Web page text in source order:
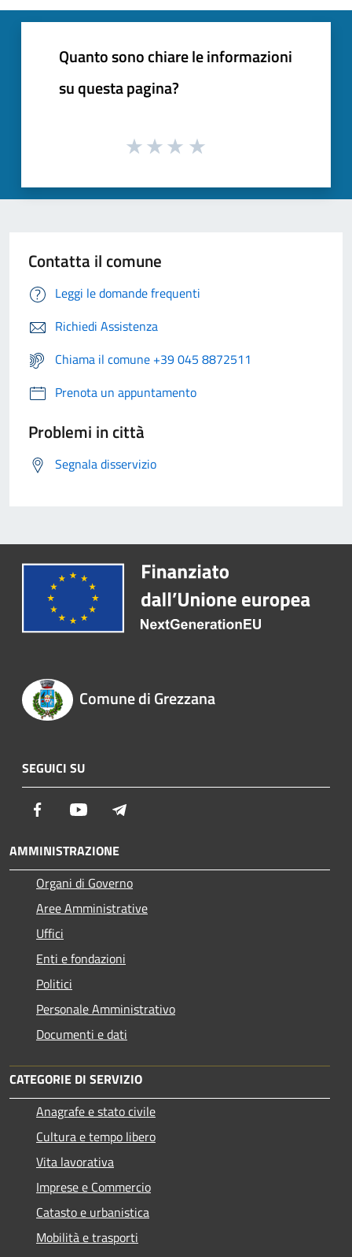
Quanto sono chiare le informazioni
su questa pagina?
Contatta il comune
Leggi le domande frequenti
Richiedi Assistenza
Chiama il comune +39 045 8872511
Prenota un appuntamento
Problemi in città
Segnala disservizio
Comune di Grezzana
SEGUICI SU
Facebook Youtube
AMMINISTRAZIONE
Organi di Governo
Aree Amministrative
Uffici
Enti e fondazioni
Politici
Personale Amministrativo
Documenti e dati
CATEGORIE DI SERVIZIO
Anagrafe e stato civile
Cultura e tempo libero
Vita lavorativa
Imprese e Commercio
Catasto e urbanistica
Mobilità e trasporti